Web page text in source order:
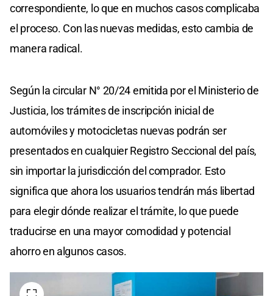
correspondiente, lo que en muchos casos complicaba
el proceso. Con las nuevas medidas, esto cambia de
manera radical.
Según la circular N° 20/24 emitida por el Ministerio de
Justicia, los trámites de inscripción inicial de
automóviles y motocicletas nuevas podrán ser
presentados en cualquier Registro Seccional del país,
sin importar la jurisdicción del comprador. Esto
significa que ahora los usuarios tendrán más libertad
para elegir dónde realizar el trámite, lo que puede
traducirse en una mayor comodidad y potencial
ahorro en algunos casos.